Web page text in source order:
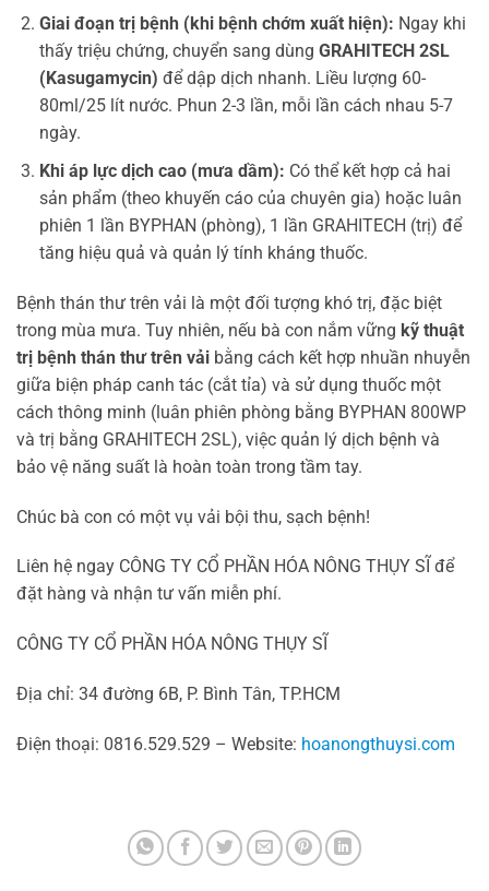
Giai đoạn trị bệnh (khi bệnh chớm xuất hiện): Ngay khi
thấy triệu chứng, chuyển sang dùng GRAHITECH 2SL
(Kasugamycin) để dập dịch nhanh. Liều lượng 60-
80ml/25 lít nước. Phun 2-3 lần, mỗi lần cách nhau 5-7
ngày.
Khi áp lực dịch cao (mưa dầm): Có thể kết hợp cả hai
sản phẩm (theo khuyến cáo của chuyên gia) hoặc luân
phiên 1 lần BYPHAN (phòng), 1 lần GRAHITECH (trị) để
tăng hiệu quả và quản lý tính kháng thuốc.
Bệnh thán thư trên vải là một đối tượng khó trị, đặc biệt
trong mùa mưa. Tuy nhiên, nếu bà con nắm vững kỹ thuật
trị bệnh thán thư trên vải bằng cách kết hợp nhuần nhuyễn
giữa biện pháp canh tác (cắt tỉa) và sử dụng thuốc một
cách thông minh (luân phiên phòng bằng BYPHAN 800WP
và trị bằng GRAHITECH 2SL), việc quản lý dịch bệnh và
bảo vệ năng suất là hoàn toàn trong tầm tay.
Chúc bà con có một vụ vải bội thu, sạch bệnh!
Liên hệ ngay CÔNG TY CỔ PHẦN HÓA NÔNG THỤY SĨ để
đặt hàng và nhận tư vấn miễn phí.
CÔNG TY CỔ PHẦN HÓA NÔNG THỤY SĨ
Địa chỉ: 34 đường 6B, P. Bình Tân, TP.HCM
Điện thoại: 0816.529.529 – Website: hoanongthuysi.com